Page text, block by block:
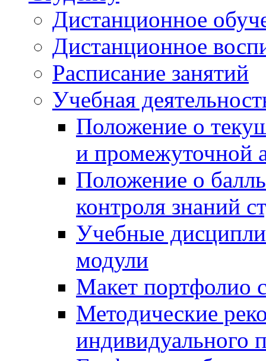
Дистанционное
Дистанционное
Расписание занятий
Учебная
Положение о
и промежуточной
Положение о
контроля знаний
Учебные
модули
Макет портфолио
Методические
индивидуального